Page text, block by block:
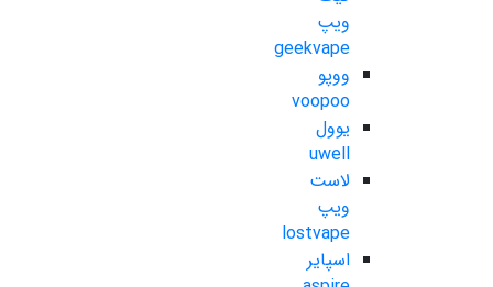
ویپ
geekvape
ووپو
voopoo
یوول
uwell
لاست
ویپ
lostvape
اسپایر